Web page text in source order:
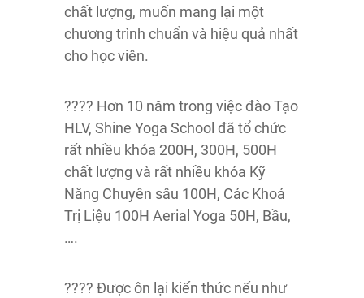
chất lượng, muốn mang lại một
chương trình chuẩn và hiệu quả nhất
cho học viên.
???? Hơn 10 năm trong việc đào Tạo
HLV, Shine Yoga School đã tổ chức
rất nhiều khóa 200H, 300H, 500H
chất lượng và rất nhiều khóa Kỹ
Năng Chuyên sâu 100H, Các Khoá
Trị Liệu 100H Aerial Yoga 50H, Bầu,
….
???? Được ôn lại kiến thức nếu như